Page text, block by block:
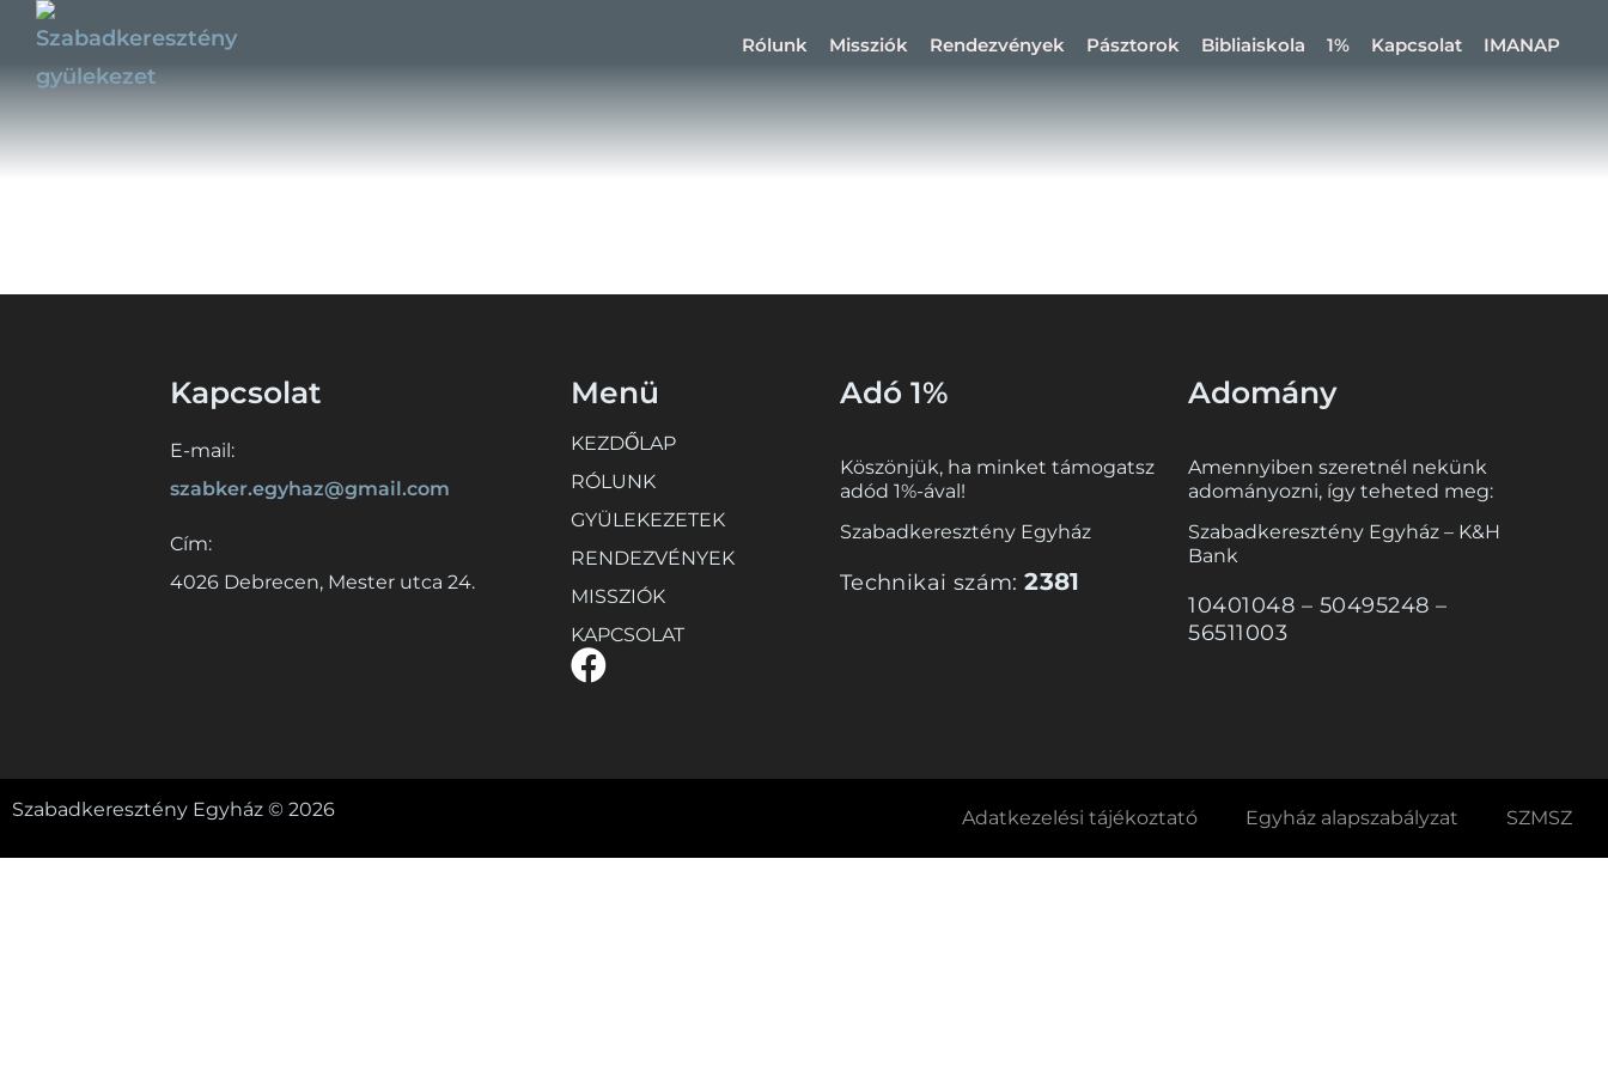
Rólunk Missziók Rendezvények Pásztorok Bibliaiskola 1% Kapcsolat IMANAP
Kapcsolat
E-mail:
szabker.egyhaz@gmail.com
Cím:
4026 Debrecen, Mester utca 24.
Menü
KEZDŐLAP
RÓLUNK
GYÜLEKEZETEK
RENDEZVÉNYEK
MISSZIÓK
KAPCSOLAT
Adó 1%
Köszönjük, ha minket támogatsz
adód 1%-ával!
Szabadkeresztény Egyház
Technikai szám:2381
Adomány
Amennyiben szeretnél nekünk
adományozni, így teheted meg:
Szabadkeresztény Egyház – K&H
Bank
10401048 – 50495248 –
56511003
Szabadkeresztény Egyház © 2026 Adatkezelési tájékoztató Egyház alapszabályzat SZMSZ